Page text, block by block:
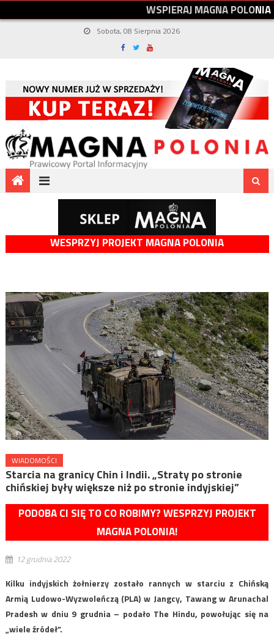
WSPIERAJMAGNAPOLONIA
Sobota, 08 Sierpnia 2026
WESPRZYJ PROJEKT MAGNA POLONIA
WIADOMOŚCI
Starcia na granicy Chin i Indii. „Straty po stronie
chińskiej były większe niż po stronie indyjskiej”
PODOBA CI SIĘ TO CO ROBIMY? WESPRZYJ PROJEKT
MAGNA POLONIA!
12 grudnia 2022
Kilku indyjskich żołnierzy zostało rannych w starciu z Chińską
Armią Ludowo-Wyzwoleńczą (PLA) w Jangcy, Tawang w Arunachal
Pradesh w dniu 9 grudnia – podało The Hindu, powołując się na
„wiele źródeł”.